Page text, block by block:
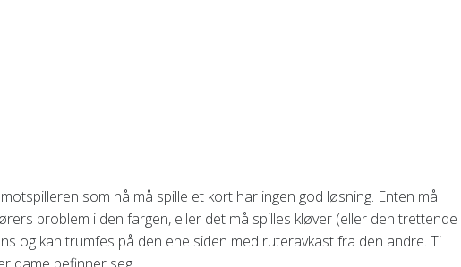
som nå må spille et kort har ingen god løsning. Enten må
problem i den fargen, eller det må spilles kløver (eller den trettende
og kan trumfes på den ene siden med ruteravkast fra den andre. Ti